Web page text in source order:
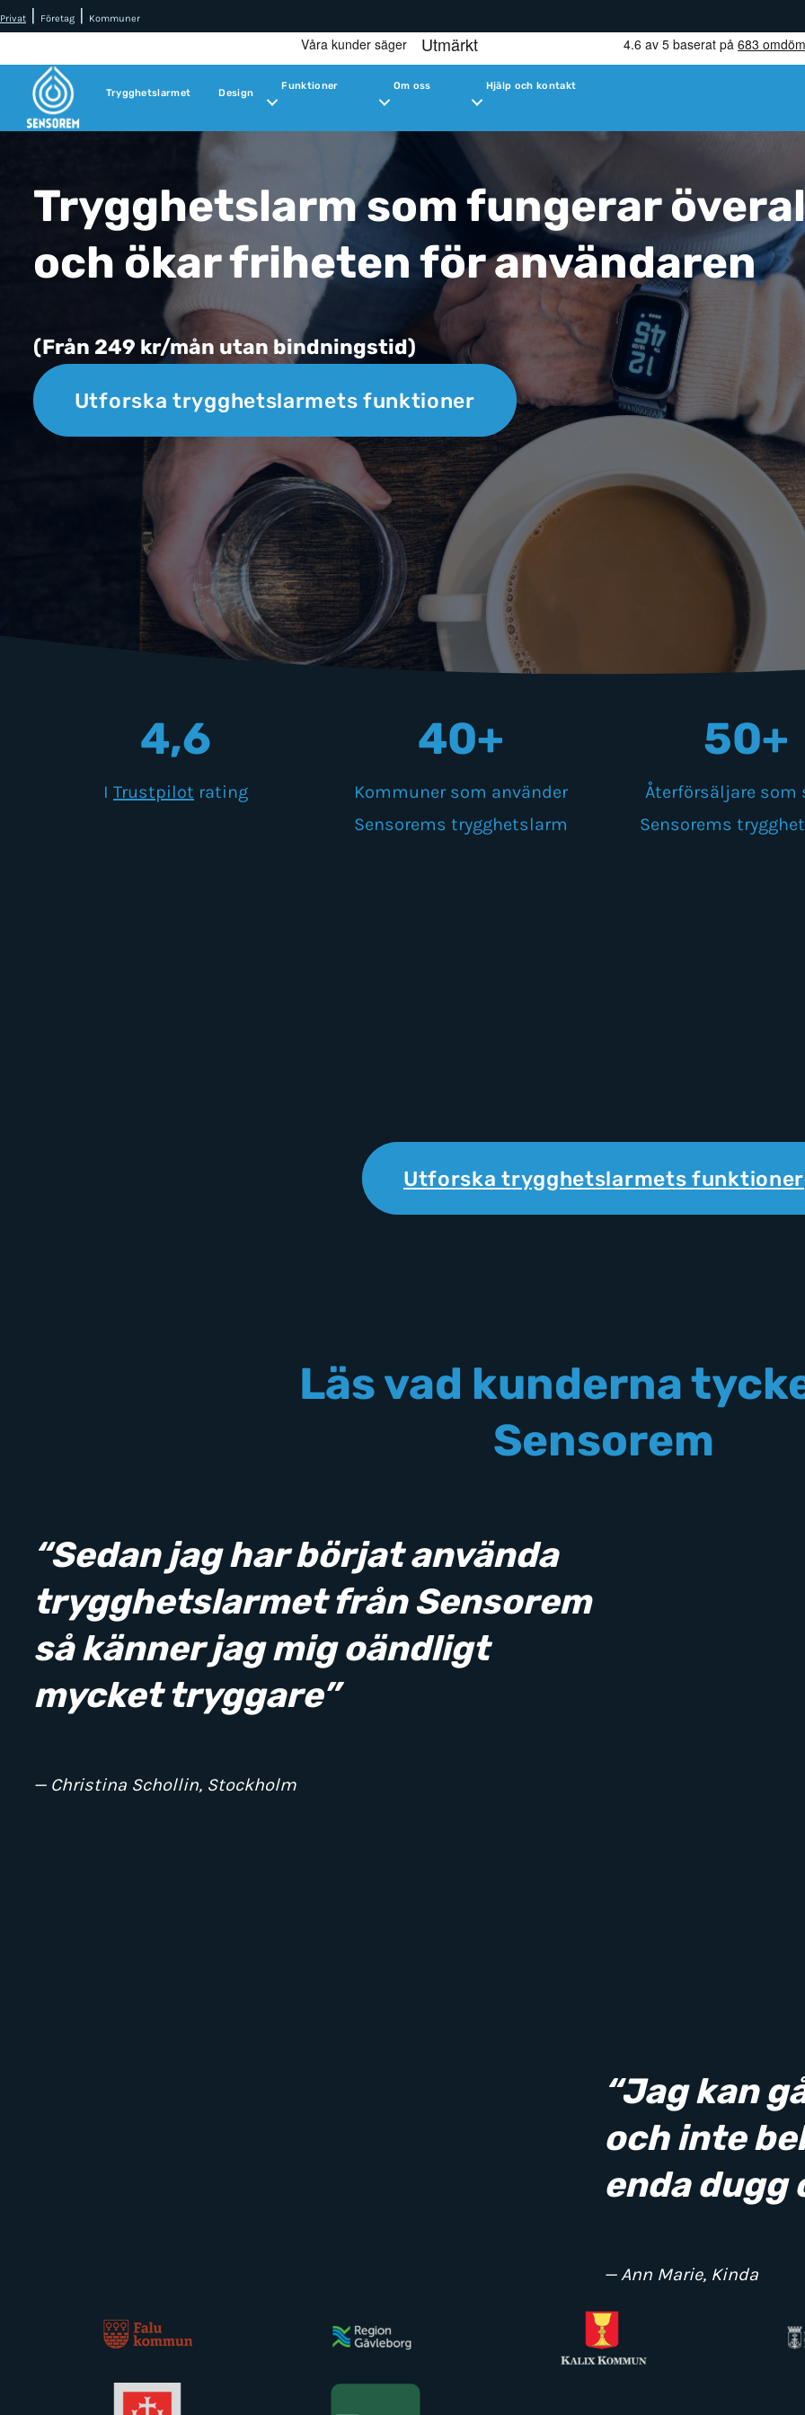
Privat Företag Kommuner
Trygghetslarmet Design
Funktioner Om oss Hjälp och kontakt
Trygghetslarm som fungerar
och ökar friheten för användaren
(Från 249 kr/mån utan bindningstid)
Utforska trygghetslarmets funktioner
4,6
ITrustpilot rating
40+
Kommuner som använder
Sensorems trygghetslarm
50+
Återförsäljare som
Sensorems
Utforska trygghetslarmets funktioner
Läs vad kunderna
Sensorem
“Sedan jag har börjat använda
trygghetslarmet från Sensorem
så känner jag mig oändligt
mycket tryggare”
— Christina Schollin, Stockholm
“Jag kan
och inte
enda dugg
— Ann Marie, Kinda